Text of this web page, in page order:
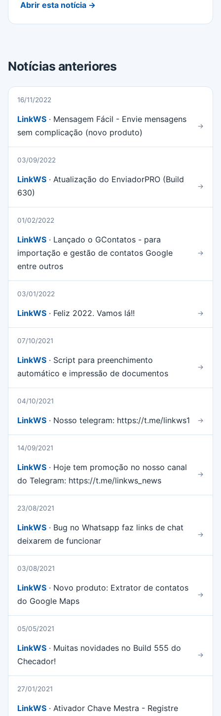
Abrir esta notícia →
Notícias anteriores
16/11/2022
LinkWS · Mensagem Fácil - Envie mensagens
sem complicação (novo produto)
→
03/09/2022
LinkWS · Atualização do EnviadorPRO (Build
630)
→
01/02/2022
LinkWS · Lançado o GContatos - para
importação e gestão de contatos Google
entre outros
→
03/01/2022
LinkWS · Feliz 2022. Vamos lá!! →
07/10/2021
LinkWS · Script para preenchimento
automático e impressão de documentos
→
04/10/2021
LinkWS · Nosso telegram: https://t.me/linkws1 →
14/09/2021
LinkWS · Hoje tem promoção no nosso canal
do Telegram: https://t.me/linkws_news
→
23/08/2021
LinkWS · Bug no Whatsapp faz links de chat
deixarem de funcionar
→
03/08/2021
LinkWS · Novo produto: Extrator de contatos
do Google Maps
→
05/05/2021
LinkWS · Muitas novidades no Build 555 do
Checador!
→
27/01/2021
LinkWS · Ativador Chave Mestra - Registre